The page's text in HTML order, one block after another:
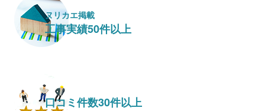
ヌリカエ掲載
工事実績50件以上
口コミ件数30件以上